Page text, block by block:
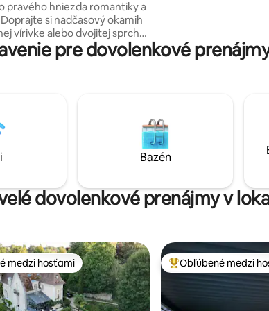
pravého hniezda romantiky a
vírivke alebo dvojitej sprche,
na relaxačnú prestávku
v
zážitok medzi wellness,
✨
pre dovolenkové
Bazén
dovolenkové prenájmy v
medzi hosťami
medzi hosťami Najobľúbenejšie
Obľúbené medzi